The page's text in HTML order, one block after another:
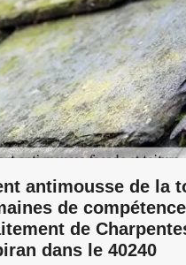
antimousse de la
de
de
dans le 40240